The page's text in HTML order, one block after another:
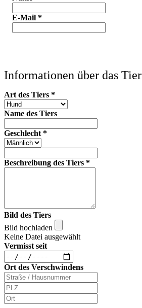
E-Mail *
Informationen über das Tier
Art des Tiers *
Name des Tiers
Geschlecht *
Beschreibung des Tiers *
Bild des Tiers
Bild hochladen
Keine Datei ausgewählt
Vermisst seit
Ort des Verschwindens